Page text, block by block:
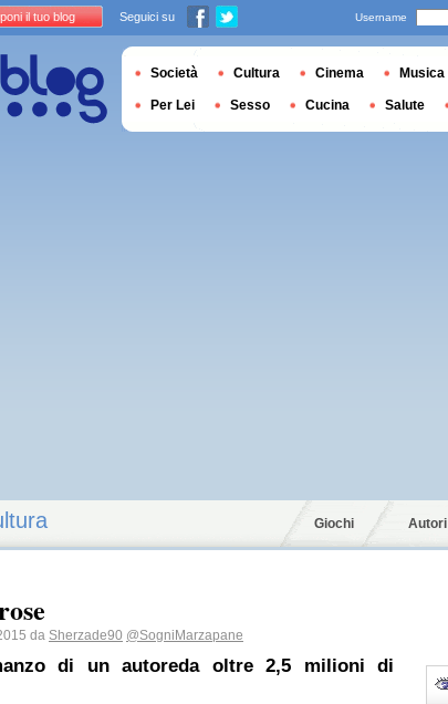
Giochi Autori
da Sherzade90 @SogniMarzapane
di un autoreda oltre 2,5 milioni di
il tuo blog Seguici su Username
Società Cultura Cinema Musica
Per Lei Sesso Cucina Salute